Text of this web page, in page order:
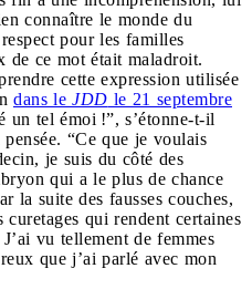
connaître le monde du
pour les familles
de ce mot était maladroit.
cette expression utilisée
dans le JDD le 21 septembre
un tel émoi !”, s’étonne-t-il
“Ce que je voulais
je suis du côté des
qui a le plus de chance
la suite des fausses couches,
qui rendent certaines
vu tellement de femmes
que j’ai parlé avec mon